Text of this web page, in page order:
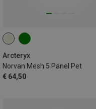
Arcteryx
Norvan Mesh 5 Panel Pet
€ 64,50
L|XL